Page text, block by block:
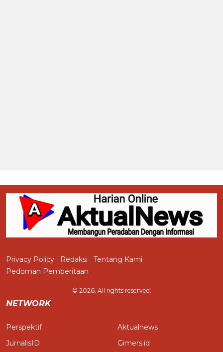
Privacy Policy Redaksi
Tentang Kami
Pedoman Pemberitaan
© 2026. All rights reserved.
NETWORK
Perspektif
JurnalisID
Aktualnews
Gimers.id